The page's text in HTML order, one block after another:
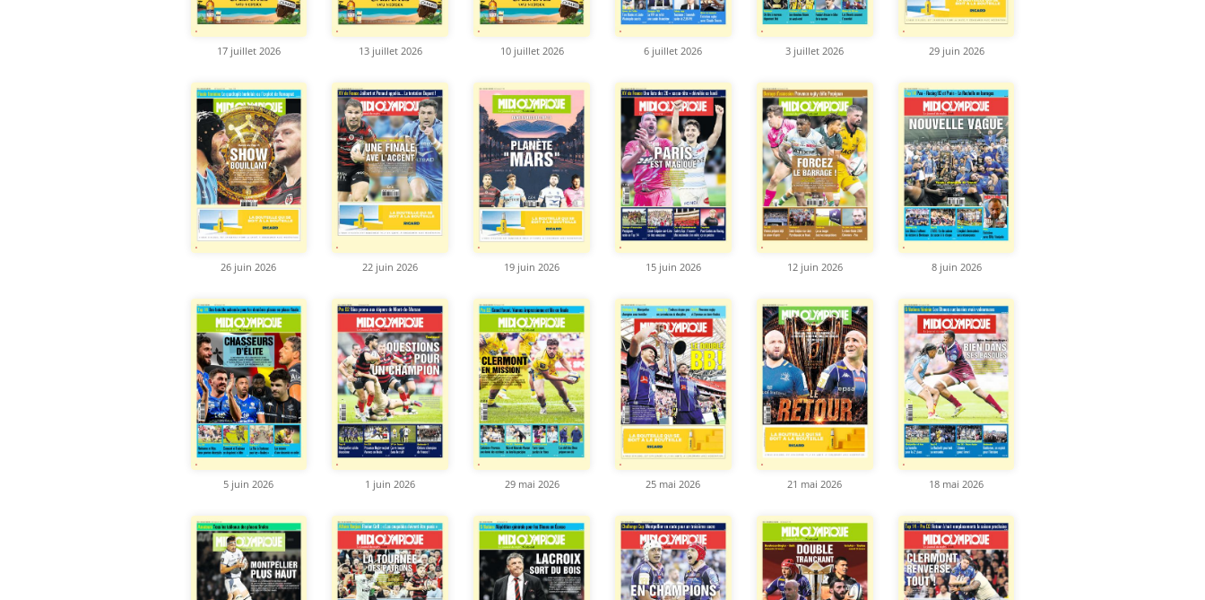
17 juillet 2026 13 juillet 2026 10 juillet 2026 6 juillet 2026 3 juillet 2026 29 juin 2026
26 juin 2026 22 juin 2026 19 juin 2026 15 juin 2026 12 juin 2026 8 juin 2026
5 juin 2026 1 juin 2026 29 mai 2026 25 mai 2026 21 mai 2026 18 mai 2026